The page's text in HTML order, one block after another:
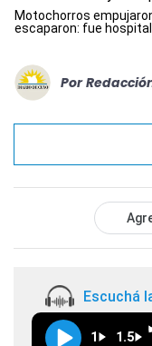
Motochorros
escaparon: fue
Por
Escuchá
1 1.5